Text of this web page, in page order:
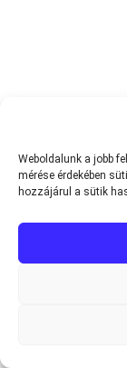
Weboldalunk a jobb
mérése érdekében
hozzájárul a sütik